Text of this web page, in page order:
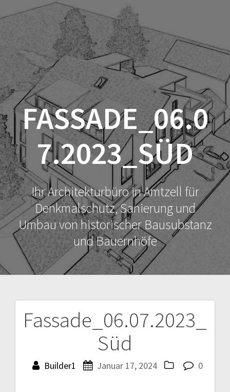
FASSADE_06.0
7.2023_SÜD
Ihr Architekturbüro in Amtzell für
Denkmalschutz, Sanierung und
Umbau von historischer Bausubstanz
und Bauernhöfe
Fassade_06.07.2023_
Süd
Builder1 Januar 17, 2024 0
Beitragsnavigation